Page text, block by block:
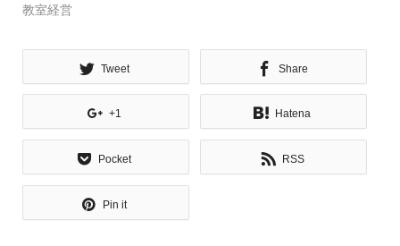
教室経営
Tweet Share
+1 Hatena
Pocket RSS
Pin it